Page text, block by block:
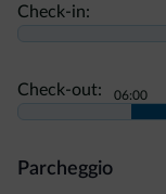
Check-in:
Check-out: 06:00
Parcheggio